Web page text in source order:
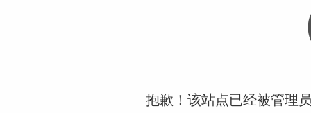
抱歉！该站点已经被管理